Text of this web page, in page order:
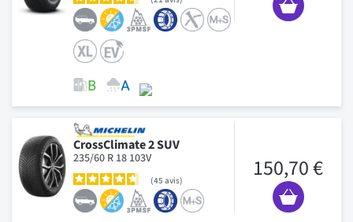
CrossClimate 2 SUV
235/60 R 18 103V
45 avis 150,70 €